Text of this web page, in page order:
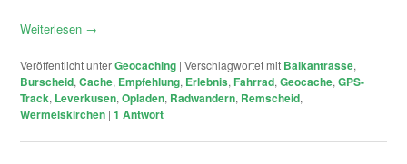
Weiterlesen →
Veröffentlicht unterGeocaching |Verschlagwortet mit Balkantrasse,
Burscheid,Cache, Empfehlung, Erlebnis,Fahrrad,Geocache,GPS-
Track, Leverkusen,Opladen, Radwandern, Remscheid,
Wermelskirchen |1 Antwort